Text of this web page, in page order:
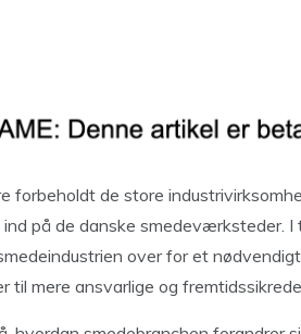
forbeholdt de store
på de danske smedeværksteder.
over for et
til mere ansvarlige og